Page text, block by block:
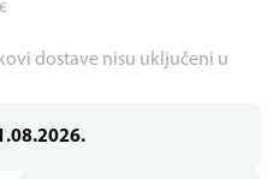
€
dostave nisu uključeni u